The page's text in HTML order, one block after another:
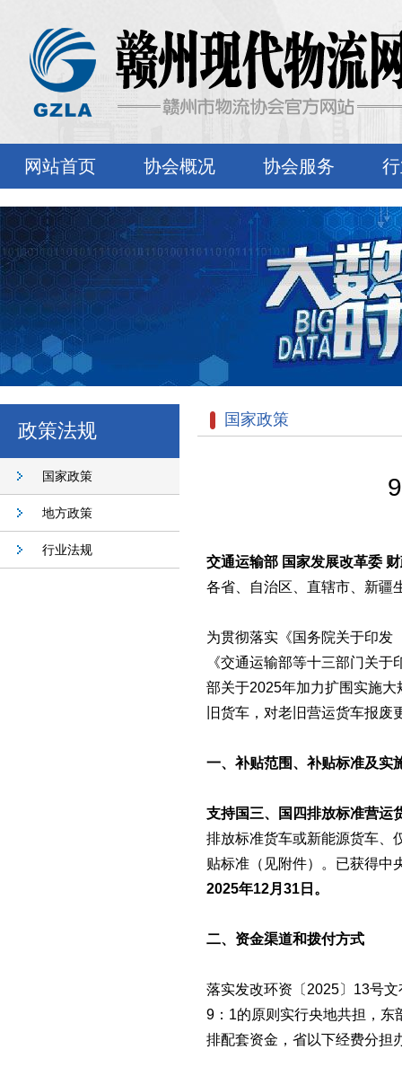
网站首页 协会概况 协会服务
政策法规
国家政策
地方政策
行业法规
国家政策
交通运输部 国家发展改革委
各省、自治区、直辖市、新疆
为贯彻落实《国务院关于印发
《交通运输部等十三部门关
部关于2025年加力扩围实施
旧货车，对老旧营运货车报
一、补贴范围、补贴标准及实
支持国三、国四排放标准营运
排放标准货车或新能源货车、
贴标准（见附件）。已获得中
2025年12月31日。
二、资金渠道和拨付方式
落实发改环资〔2025〕13号
9：1的原则实行央地共担，东
排配套资金，省以下经费分担